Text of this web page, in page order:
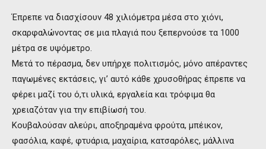
Έπρεπε να διασχίσουν 48 χιλιόμετρα μέσα στο χιόνι,
σκαρφαλώνοντας σε μια πλαγιά που ξεπερνούσε τα 1000
μέτρα σε υψόμετρο.
Μετά το πέρασμα, δεν υπήρχε πολιτισμός, μόνο απέραντες
παγωμένες εκτάσεις, γι’ αυτό κάθε χρυσοθήρας έπρεπε να
φέρει μαζί του ό,τι υλικά, εργαλεία και τρόφιμα θα
χρειαζόταν για την επιβίωσή του.
Κουβαλούσαν αλεύρι, αποξηραμένα φρούτα, μπέικον,
φασόλια, καφέ, φτυάρια, μαχαίρια, κατσαρόλες, μάλλινα